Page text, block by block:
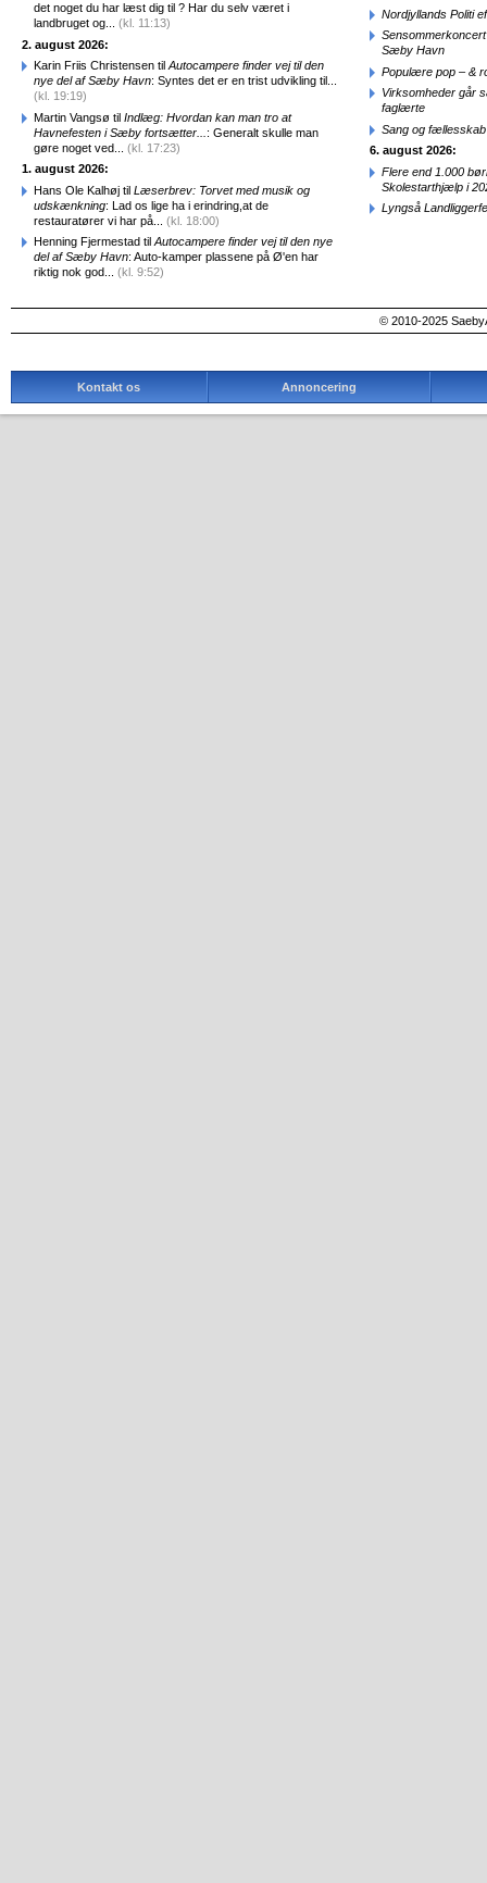
det noget du har læst dig til ? Har du selv været i
landbruget og... (kl. 11:13)
2. august 2026:
Karin Friis Christensen til Autocampere finder vej til den
nye del af Sæby Havn: Syntes det er en trist udvikling til...
(kl. 19:19)
Martin Vangsø til Indlæg: Hvordan kan man tro at
Havnefesten i Sæby fortsætter... : Generalt skulle man
gøre noget ved... (kl. 17:23)
1. august 2026:
Hans Ole Kalhøj til Læserbrev: Torvet med musik og
udskænkning: Lad os lige ha i erindring,at de
restauratører vi har på... (kl. 18:00)
Henning Fjermestad til Autocampere finder vej til den nye
del af Sæby Havn: Auto-kamper plassene på Ø'en har
riktig nok god... (kl. 9:52)
Nordjyllands Politi
Sæby Havn
Populære pop – &
Virksomheder går
faglærte
Sang og
6. august 2026:
Flere end 1.000
Skolestarthjælp i
Lyngså
© 2010-2025
Kontakt os Annoncering